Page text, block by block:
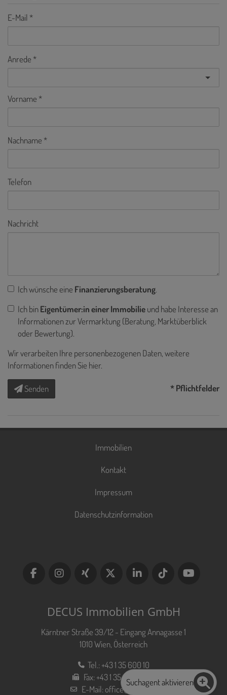
E-Mail
Anrede
Vorname
Nachname
Telefon
Nachricht
Ich wünsche eine Finanzierungsberatung.
Ich binEigentümer:in einer Immobilieund habe Interesse an
Informationen zur Vermarktung (Beratung, Marktüberblick
oder Bewertung).
Wir verarbeiten Ihre personenbezogenen Daten, weitere
Informationen finden Sie hier.
Senden * Pflichtfelder
Immobilien
Kontakt
Impressum
Datenschutzinformation
DECUS Immobilien GmbH
Kärntner Straße 39/12 - Eingang Annagasse 1
1010 Wien, Österreich
Tel.:+43 1 35 600 10
Fax:+43 1 35 600 10 80
E-Mail:office@decus.at
Suchagent aktivieren